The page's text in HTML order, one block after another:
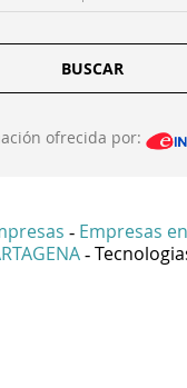
BUSCAR
ofrecida por:
- Empresas
-